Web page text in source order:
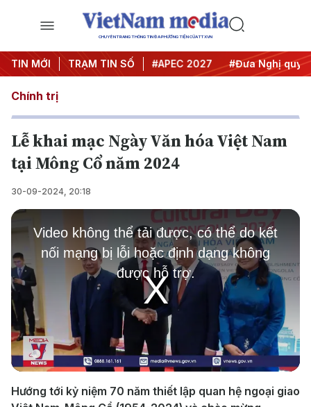
CHUYÊN TRANG THÔNG TIN ĐA PHƯƠNG TIỆN CỦA TTXVN
TIN MỚI TRẠM TIN SỐ
#Hội nghị Trung ương 3 #APEC 2027 #Đưa Nghị quyết
Chính trị
Lễ khai mạc Ngày Văn hóa Việt Nam
tại Mông Cổ năm 2024
30-09-2024, 20:18
Play
Video
This
a
window.
Video không thể tải được, có thể do kết
nối mạng bị lỗi hoặc định dạng không
được hỗ trợ.
Hướng tới kỷ niệm 70 năm thiết lập quan hệ ngoại giao